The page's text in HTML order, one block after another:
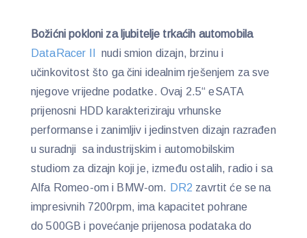
Božićni pokloni za ljubitelje trkaćih automobila
DataRacer II
nudi smion dizajn, brzinu i
učinkovitost što ga čini idealnim rješenjem za sve
njegove vrijedne podatke. Ovaj 2.5“ eSATA
prijenosni HDD karakteriziraju vrhunske
performanse i zanimljiv i jedinstven dizajn razrađen
u suradnji sa industrijskim i automobilskim
studiom za dizajn koji je, između ostalih, radio i sa
Alfa Romeo-om i BMW-om. DR2 zavrtit će se na
impresivnih 7200rpm, ima kapacitet pohrane
do 500GB i povećanje prijenosa podataka do